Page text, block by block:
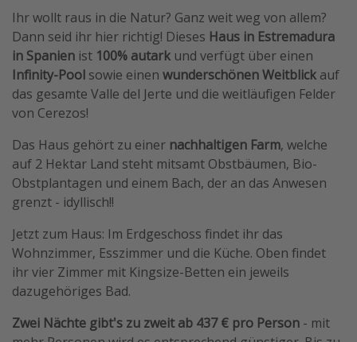
Ihr wollt raus in die Natur? Ganz weit weg von allem?
Dann seid ihr hier richtig! Dieses Haus in Estremadura
in Spanien ist 100% autark und verfügt über einen
Infinity-Pool sowie einen wunderschönen Weitblick auf
das gesamte Valle del Jerte und die weitläufigen Felder
von Cerezos!
Das Haus gehört zu einer nachhaltigen Farm, welche
auf 2 Hektar Land steht mitsamt Obstbäumen, Bio-
Obstplantagen und einem Bach, der an das Anwesen
grenzt - idyllisch!!
Jetzt zum Haus: Im Erdgeschoss findet ihr das
Wohnzimmer, Esszimmer und die Küche. Oben findet
ihr vier Zimmer mit Kingsize-Betten ein jeweils
dazugehöriges Bad.
Zwei Nächte gibt's zu zweit ab 437 € pro Person - mit